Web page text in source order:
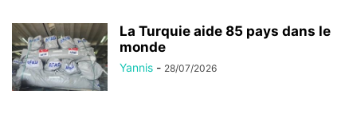
La Turquie aide 85 pays dans le
monde
Yannis - 28/07/2026